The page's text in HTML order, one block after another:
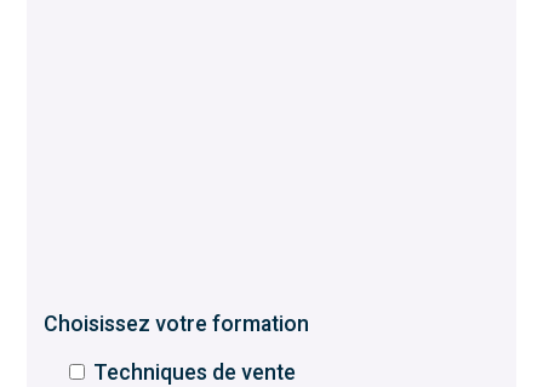
Choisissez votre formation
Techniques de vente